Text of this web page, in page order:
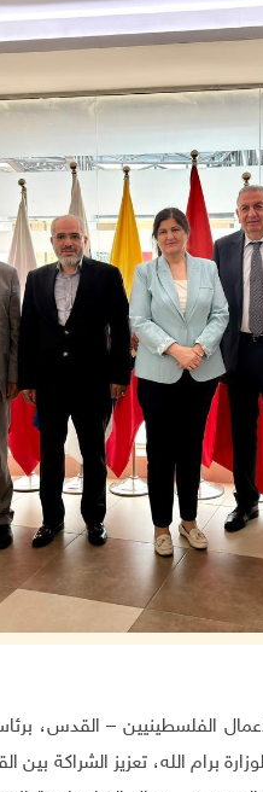
رجال الأعمال الفلسطينيين –
برام الله، تعزيز الشراكة بين